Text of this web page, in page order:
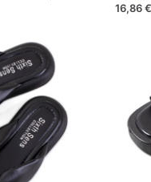
16,86 €